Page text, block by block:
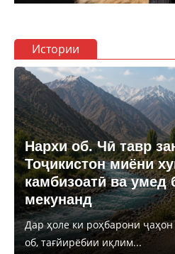
Истории
Нархи об. Чӣ тавр
Тоҷикистон миёни
камбизоатӣ ва умед
мекунанд
Дар ҳоле ки роҳбарони
об, тағйирёбии иқлим...